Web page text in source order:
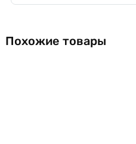
Похожие товары